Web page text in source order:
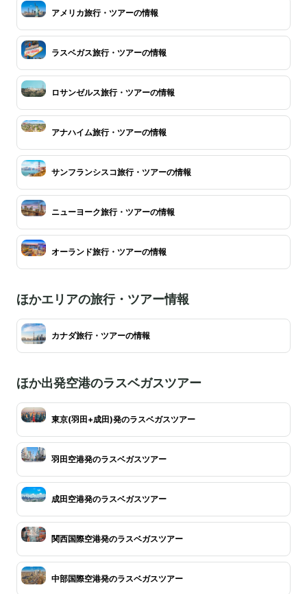
アメリカ旅行・ツアーの情報
ラスベガス旅行・ツアーの情報
ロサンゼルス旅行・ツアーの情報
アナハイム旅行・ツアーの情報
サンフランシスコ旅行・ツアーの情報
ニューヨーク旅行・ツアーの情報
オーランド旅行・ツアーの情報
ほかエリアの旅行・ツアー情報
カナダ旅行・ツアーの情報
ほか出発空港のラスベガスツアー
東京(羽田+成田)発のラスベガスツアー
羽田空港発のラスベガスツアー
成田空港発のラスベガスツアー
関西国際空港発のラスベガスツアー
中部国際空港発のラスベガスツアー